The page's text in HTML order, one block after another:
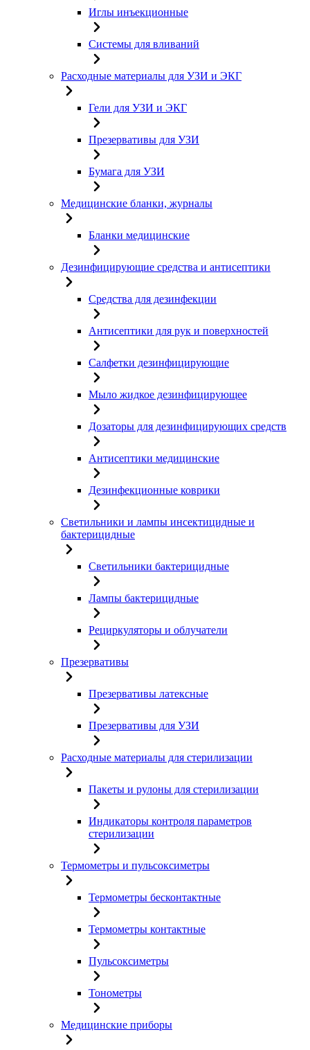
Иглы инъекционные
Системы для вливаний
Расходные материалы для УЗИ и ЭКГ
Гели для УЗИ и ЭКГ
Презервативы для УЗИ
Бумага для УЗИ
Медицинские бланки, журналы
Бланки медицинские
Дезинфицирующие средства и антисептики
Средства для дезинфекции
Антисептики для рук и поверхностей
Салфетки дезинфицирующие
Мыло жидкое дезинфицирующее
Дозаторы для дезинфицирующих средств
Антисептики медицинские
Дезинфекционные коврики
Светильники и лампы инсектицидные и
бактерицидные
Светильники бактерицидные
Лампы бактерицидные
Рециркуляторы и облучатели
Презервативы
Презервативы латексные
Презервативы для УЗИ
Расходные материалы для стерилизации
Пакеты и рулоны для стерилизации
Индикаторы контроля параметров
стерилизации
Термометры и пульсоксиметры
Термометры бесконтактные
Термометры контактные
Пульсоксиметры
Тонометры
Медицинские приборы